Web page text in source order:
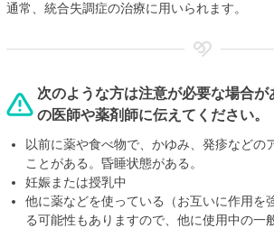
通常、統合失調症の治療に用いられます。
次のような方は注意が必要な場合が
の医師や薬剤師に伝えてください。
以前に薬や食べ物で、かゆみ、発疹などの
ことがある。昏睡状態がある。
妊娠または授乳中
他に薬などを使っている（お互いに作用を
る可能性もありますので、他に使用中の一